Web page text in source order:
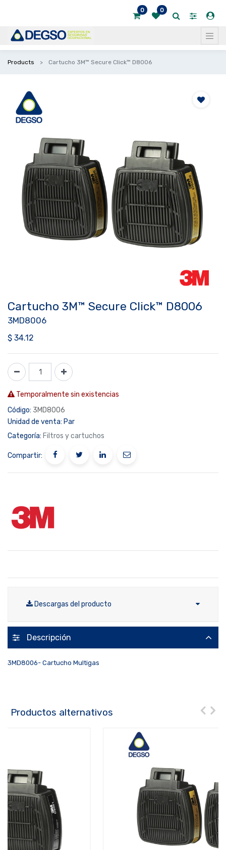
0 0
Products Cartucho 3M™ Secure Click™ D8006
Cartucho 3M™ Secure Click™ D8006
3MD8006
$ 34.12
Temporalmente sin existencias
Código: 3MD8006
Unidad de venta: Par
Categoría: Filtros y cartuchos
Compartir:
Descargas del producto
Descripción
3MD8006- Cartucho Multigas
Productos alternativos